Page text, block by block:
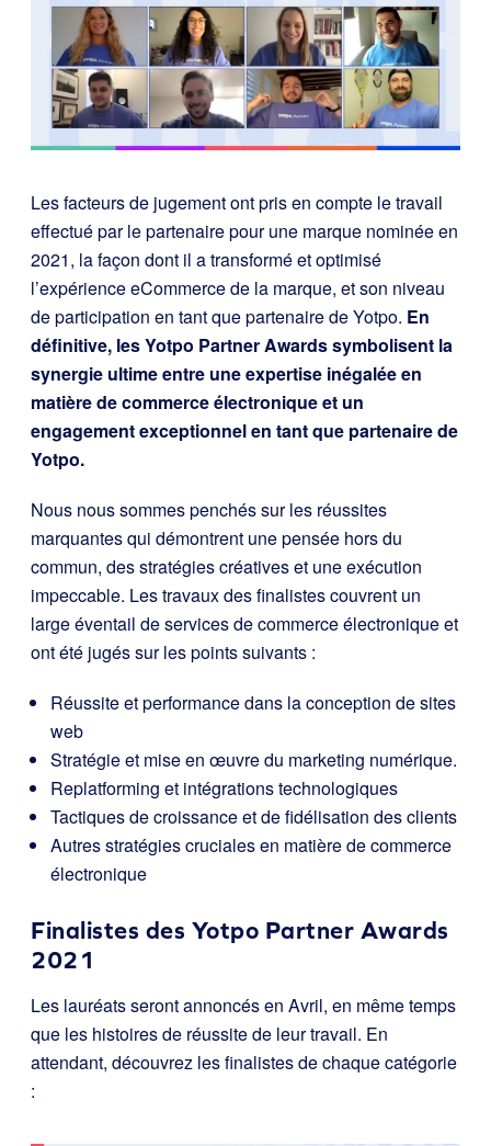
Les facteurs de jugement ont pris en compte le travail
effectué par le partenaire pour une marque nominée en
2021, la façon dont il a transformé et optimisé
l’expérience eCommerce de la marque, et son niveau
de participation en tant que partenaire de Yotpo. En
définitive, les Yotpo Partner Awards symbolisent la
synergie ultime entre une expertise inégalée en
matière de commerce électronique et un
engagement exceptionnel en tant que partenaire de
Yotpo.
Nous nous sommes penchés sur les réussites
marquantes qui démontrent une pensée hors du
commun, des stratégies créatives et une exécution
impeccable. Les travaux des finalistes couvrent un
large éventail de services de commerce électronique et
ont été jugés sur les points suivants :
Réussite et performance dans la conception de sites
web
Stratégie et mise en œuvre du marketing numérique.
Replatforming et intégrations technologiques
Tactiques de croissance et de fidélisation des clients
Autres stratégies cruciales en matière de commerce
électronique
Finalistes des Yotpo Partner Awards
2021
Les lauréats seront annoncés en Avril, en même temps
que les histoires de réussite de leur travail. En
attendant, découvrez les finalistes de chaque catégorie
: